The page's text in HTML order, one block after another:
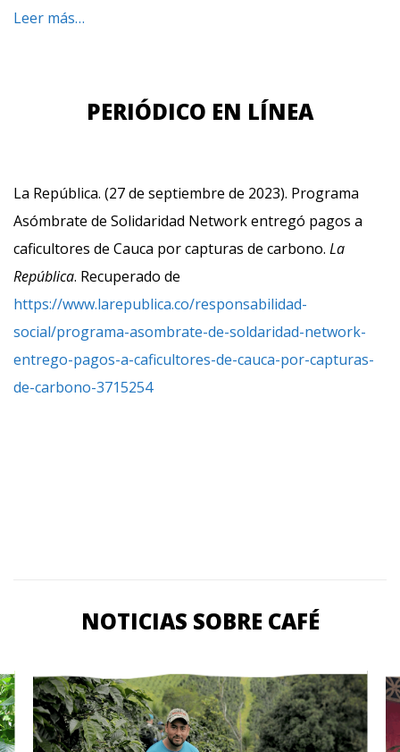
Leer más…
PERIÓDICO EN LÍNEA
La República. (27 de septiembre de 2023). Programa
Asómbrate de Solidaridad Network entregó pagos a
caficultores de Cauca por capturas de carbono. La
República. Recuperado de
https://www.larepublica.co/responsabilidad-
social/programa-asombrate-de-soldaridad-network-
entrego-pagos-a-caficultores-de-cauca-por-capturas-
de-carbono-3715254
NOTICIAS SOBRE CAFÉ